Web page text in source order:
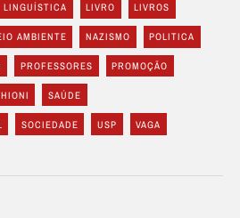
LINGUÍSTICA LIVRO LIVROS
AMBIENTE NAZISMO POLITICA
PROFESSORES PROMOÇÃO
SAÚDE
SOCIEDADE USP VAGA